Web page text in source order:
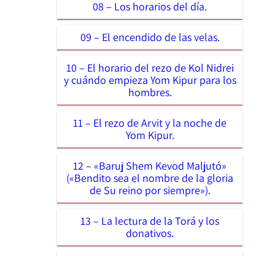
08 – Los horarios del día.
09 – El encendido de las velas.
10 – El horario del rezo de Kol Nidrei
y cuándo empieza Yom Kipur para los
hombres.
11 – El rezo de Arvit y la noche de
Yom Kipur.
12 – «Baruj Shem Kevod Maljutó»
(«Bendito sea el nombre de la gloria
de Su reino por siempre»).
13 – La lectura de la Torá y los
donativos.